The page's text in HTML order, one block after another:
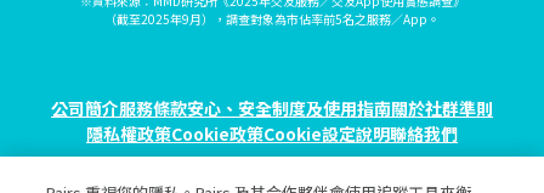
（截至2025年9月），調查對象為市佔率前5名之服務／App。
公司簡介服務條款安心、安全制度及使用指南關於社群準則
隱私權政策Cookie政策Cookie設定說明聯絡我們